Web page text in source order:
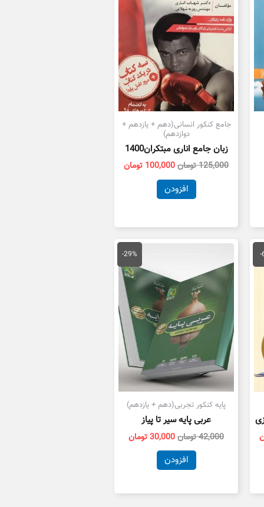
جامع کنکور انسانی(دهم + یازدهم +
دوازدهم)
زبان جامع اناری مبتکران1400
125,000تومان100,000 تومان
افزودن
-
قیمت
235,000 تومان
-29%
پایه کنکور تجربی(دهم + یازدهم)
عربی پایه سیر تا پیاز
42,000تومان
42,000 تومان
بود.
30,000تومان
قیمت
فعلی
است.
افزودن